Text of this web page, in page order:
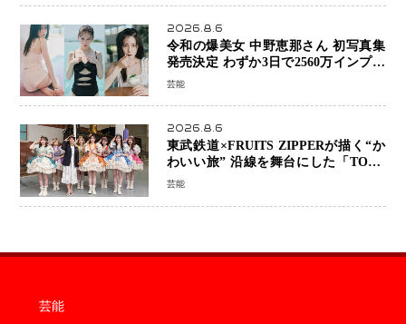
2026.8.6
令和の爆美女 中野恵那さん 初写真集
発売決定 わずか3日で2560万インプレ
ッションを記録した話題の美貌を凝縮
芸能
2026.8.6
東武鉄道×FRUITS ZIPPERが描く“か
わいい旅” 沿線を舞台にした「TOBU
KAWAII PROJECT」が開幕
芸能
芸能